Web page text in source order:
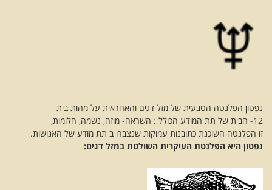
נפטון הפלנטה הטבעית של מזל דגים והאחראית על מהות בית
12- הבית של תת המודע הכולל : השראה- מוזה, נשמה, חלומות,
זו הפלנטה השוכנת כתובנות עמוקות שנצברו ב תת מודע של האנושות.
נפטון היא הפלנטת העיקרית השולטת במזל דגים: